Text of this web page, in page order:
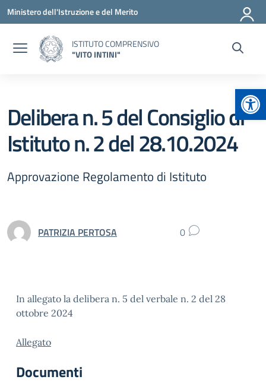
Vai ai contenuti
Vai al menu di navigazione
Vai al footer
Ministero dell'Istruzione e del Merito
ISTITUTO COMPRENSIVO
"VITO INTINI"
Delibera n. 5 del Consiglio di
Istituto n. 2 del 28.10.2024
Approvazione Regolamento di Istituto
PATRIZIA PERTOSA 0
In allegato la delibera n. 5 del verbale n. 2 del 28
ottobre 2024
Allegato
Documenti